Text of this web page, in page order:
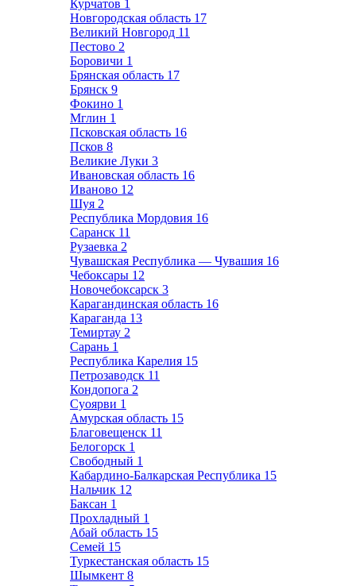
Курчатов 1
Новгородская область 17
Великий Новгород 11
Пестово 2
Боровичи 1
Брянская область 17
Брянск 9
Фокино 1
Мглин 1
Псковская область 16
Псков 8
Великие Луки 3
Ивановская область 16
Иваново 12
Шуя 2
Республика Мордовия 16
Саранск 11
Рузаевка 2
Чувашская Республика — Чувашия 16
Чебоксары 12
Новочебоксарск 3
Карагандинская область 16
Караганда 13
Темиртау 2
Сарань 1
Республика Карелия 15
Петрозаводск 11
Кондопога 2
Суоярви 1
Амурская область 15
Благовещенск 11
Белогорск 1
Свободный 1
Кабардино-Балкарская Республика 15
Нальчик 12
Баксан 1
Прохладный 1
Абай область 15
Семей 15
Туркестанская область 15
Шымкент 8